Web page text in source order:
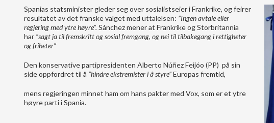
Spanias statsminister gleder seg over sosialistseier i Frankrike, og feirer
resultatet av det franske valget med uttalelsen: ”Ingen avtale eller
regjering med ytre høyre”. Sánchez mener at Frankrike og Storbritannia
har ”sagt ja til fremskritt og sosial fremgang, og nei til tilbakegang i rettigheter
og friheter”
Den konservative partipresidenten Alberto Núñez Feijóo (PP) på sin
side oppfordret til å ”hindre ekstremister i å styre”Europas fremtid,
mens regjeringen minnet ham om hans pakter med Vox, som er et ytre
høyre parti i Spania.